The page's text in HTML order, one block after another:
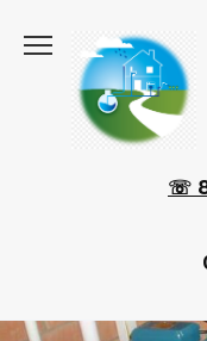
содержанию
☏ 8